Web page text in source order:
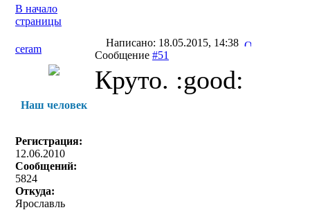
В начало
страницы
ceram
Написано: 18.05.2015, 14:38
Сообщение #51
Наш человек
Регистрация:
12.06.2010
Сообщений:
5824
Откуда:
Ярославль
Круто. :good: